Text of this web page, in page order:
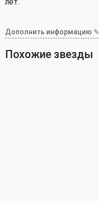
Дополнить информацию ✎
Похожие звезды